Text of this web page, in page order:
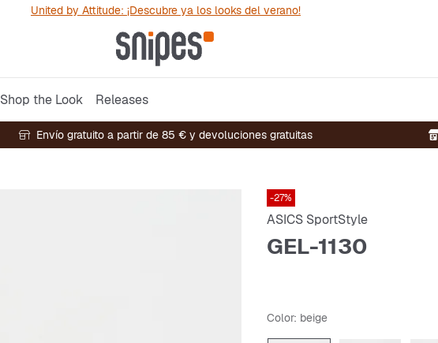
United by Attitude: ¡Descubre ya los looks del verano!
Shop the Look Releases
Envío gratuito a partir de 85 € y devoluciones gratuitas
-27%
ASICS SportStyle
GEL-1130
Color: beige